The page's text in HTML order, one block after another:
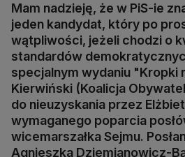
Mam nadzieję, że w PiS-ie
jeden kandydat, który po
wątpliwości, jeżeli chodzi o
standardów
specjalnym wydaniu "Kropki
Kierwiński (Koalicja
do nieuzyskania przez
wymaganego poparcia
wicemarszałka Sejmu.
Agnieszka Dziemianowicz-